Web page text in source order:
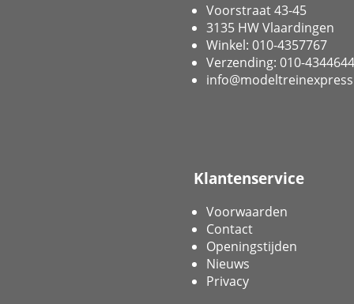
Voorstraat 43-45
3135 HW Vlaardingen
Winkel: 010-4357767
Verzending: 010-4344644
Klantenservice
Voorwaarden
Contact
Openingstijden
Nieuws
Privacy